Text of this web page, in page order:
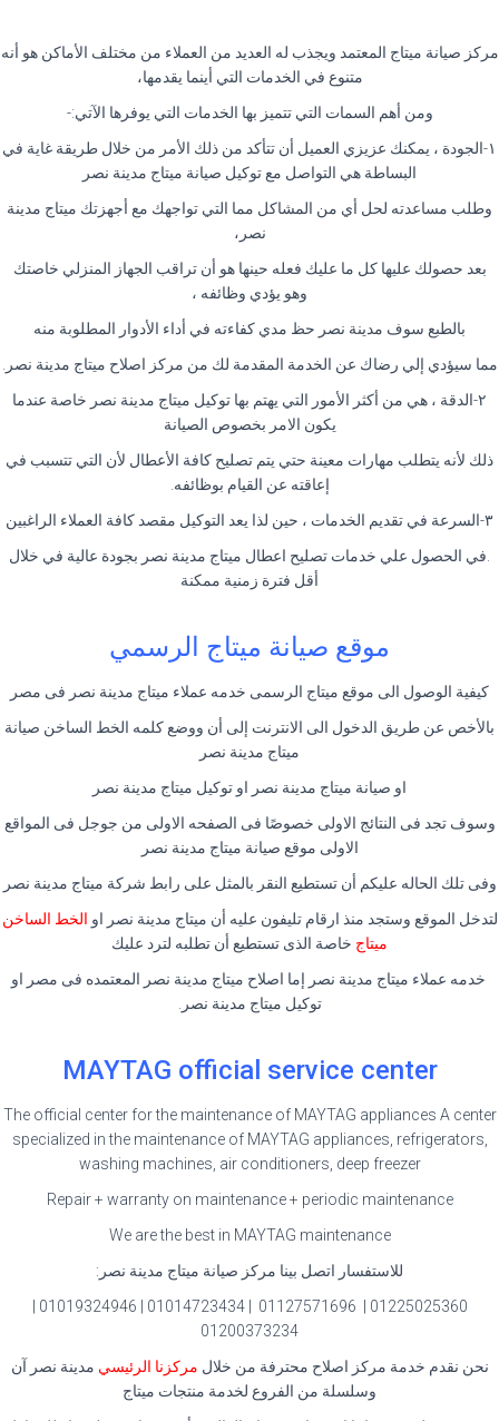
مركز صيانة ميتاج المعتمد ويجذب له العديد من العملاء من مختلف الأماكن هو أنه
متنوع في الخدمات التي أينما يقدمها،
ومن أهم السمات التي تتميز بها الخدمات التي يوفرها الآتي:-
١-الجودة ، يمكنك عزيزي العميل أن تتأكد من ذلك الأمر من خلال طريقة غاية في
البساطة هي التواصل مع توكيل صيانة ميتاج مدينة نصر
وطلب مساعدته لحل أي من المشاكل مما التي تواجهك مع أجهزتك ميتاج مدينة
نصر،
بعد حصولك عليها كل ما عليك فعله حينها هو أن تراقب الجهاز المنزلي خاصتك
وهو يؤدي وظائفه ،
بالطبع سوف مدينة نصر حظ مدي كفاءته في أداء الأدوار المطلوبة منه
مما سيؤدي إلي رضاك عن الخدمة المقدمة لك من مركز اصلاح ميتاج مدينة نصر.
٢-الدقة ، هي من أكثر الأمور التي يهتم بها توكيل ميتاج مدينة نصر خاصة عندما
يكون الامر بخصوص الصيانة
ذلك لأنه يتطلب مهارات معينة حتي يتم تصليح كافة الأعطال لأن التي تتسبب في
إعاقته عن القيام بوظائفه.
٣-السرعة في تقديم الخدمات ، حين لذا يعد التوكيل مقصد كافة العملاء الراغبين
.في الحصول علي خدمات تصليح اعطال ميتاج مدينة نصر بجودة عالية في خلال
أقل فترة زمنية ممكنة
موقع صيانة ميتاج الرسمي
كيفية الوصول الى موقع ميتاج الرسمى خدمه عملاء ميتاج مدينة نصر فى مصر
بالأخص عن طريق الدخول الى الانترنت إلى أن ووضع كلمه الخط الساخن صيانة
ميتاج مدينة نصر
او صيانة ميتاج مدينة نصر او توكيل ميتاج مدينة نصر
وسوف تجد فى النتائج الاولى خصوصًا فى الصفحه الاولى من جوجل فى المواقع
الاولى موقع صيانة ميتاج مدينة نصر
وفى تلك الحاله عليكم أن تستطيع النقر بالمثل على رابط شركة ميتاج مدينة نصر
لتدخل الموقع وستجد منذ ارقام تليفون عليه أن ميتاج مدينة نصر او الخط الساخن
ميتاج خاصة الذى تستطيع أن تطلبه لترد عليك
خدمه عملاء ميتاج مدينة نصر إما اصلاح ميتاج مدينة نصر المعتمده فى مصر او
توكيل ميتاج مدينة نصر.
MAYTAG official service center
The official center for the maintenance of MAYTAG appliances A center
specialized in the maintenance of MAYTAG appliances, refrigerators,
washing machines, air conditioners, deep freezer
Repair + warranty on maintenance + periodic maintenance
We are the best in MAYTAG maintenance
للاستفسار اتصل بينا مركز صيانة ميتاج مدينة نصر:
01200373234
نحن نقدم خدمة مركز اصلاح محترفة من خلال مركزنا الرئيسي مدينة نصر آن
وسلسلة من الفروع لخدمة منتجات ميتاج